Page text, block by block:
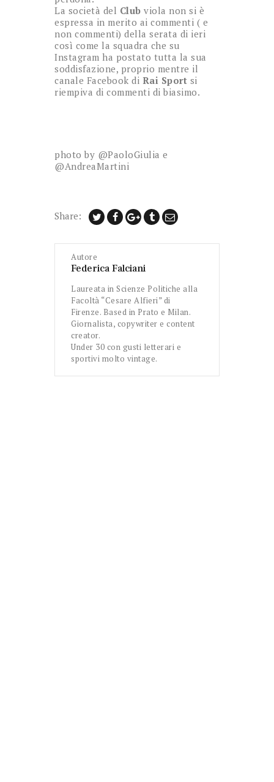
La società del Club viola non si è
espressa in merito ai commenti ( e
non commenti) della serata di ieri
così come la squadra che su
Instagram ha postato tutta la sua
soddisfazione, proprio mentre il
canale Facebook di Rai Sport si
riempiva di commenti di biasimo.
photo by @PaoloGiulia e
@AndreaMartini
Share:
Autore
Federica Falciani
Laureata in Scienze Politiche alla
Facoltà “Cesare Alfieri” di
Firenze. Based in Prato e Milan.
Giornalista, copywriter e content
creator.
Under 30 con gusti letterari e
sportivi molto vintage.